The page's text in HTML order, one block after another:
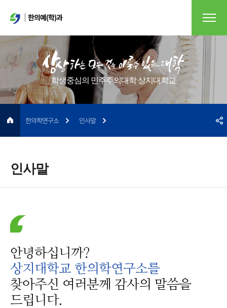
한의예(학)과
학생중심의 민주주의대학 상지대학교
인사말
한의학연구소 인사말
안녕하십니까?
상지대학교 한의학연구소를
찾아주신 여러분께 감사의 말씀을
드립니다.